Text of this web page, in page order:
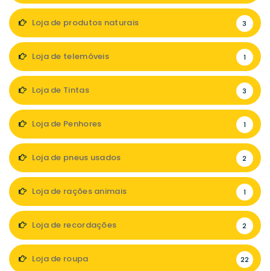
Loja de produtos naturais 3
Loja de telemóveis 1
Loja de Tintas 3
Loja de Penhores 1
Loja de pneus usados 2
Loja de rações animais 1
Loja de recordações 2
Loja de roupa 22